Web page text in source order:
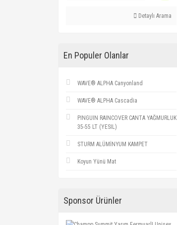
Detaylı Arama
En Populer Olanlar
WAVE® ALPHA Canyonland
WAVE® ALPHA Cascadia
PINGUIN RAINCOVER CANTA YAĞMURLUK
35-55 LT (YESIL)
STURM ALÜMİNYUM KAMPET
Koyun Yünü Mat
Sponsor Ürünler